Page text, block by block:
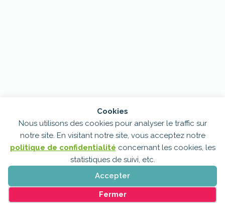
Cookies
Nous utilisons des cookies pour analyser le traffic sur
notre site. En visitant notre site, vous acceptez notre
politique de confidentialité concernant les cookies, les
statistiques de suivi, etc.
Accepter
Fermer
Gérer les cookies